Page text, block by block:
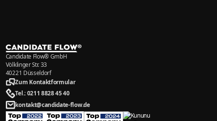
Candidate Flow® GmbH
Völklinger Str. 33
40221 Düsseldorf
Zum Kontaktformular
Tel.: 0211 8828 45 40
kontakt@candidate-flow.de